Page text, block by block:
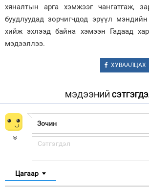
хяналтын арга хэмжээг чангатгаж,
буудлуудад зорчигчдод эрүүл
хийж эхлээд байна хэмээн Гадаад
мэдээллээ.
ХУВААЛЦАХ
МЭДЭЭНИЙ
Цагаар